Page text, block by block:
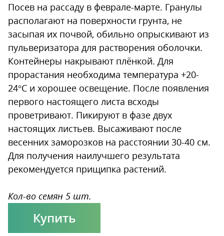
Посев на рассаду в феврале-марте. Гранулы
располагают на поверхности грунта, не
засыпая их почвой, обильно опрыскивают из
пульверизатора для растворения оболочки.
Контейнеры накрывают плёнкой. Для
прорастания необходима температура +20-
24°С и хорошее освещение. После появления
первого настоящего листа всходы
проветривают. Пикируют в фазе двух
настоящих листьев. Высаживают после
весенних заморозков на расстоянии 30-40 см.
Для получения наилучшего результата
рекомендуется прищипка растений.
Кол-во семян 5 шт.
Купить